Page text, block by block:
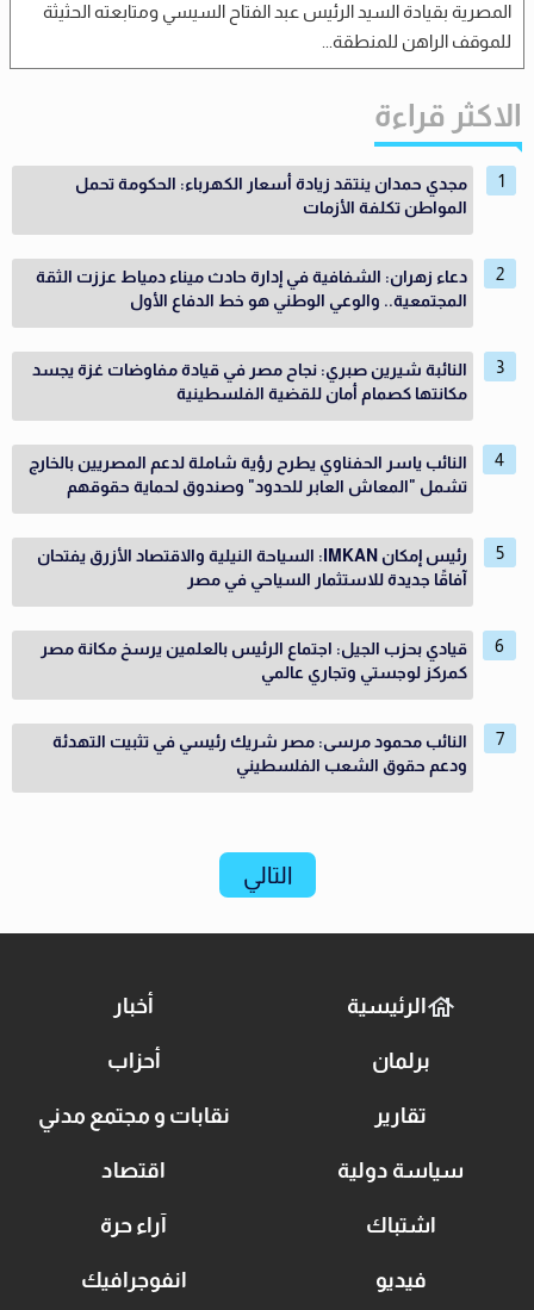
المصرية بقيادة السيد الرئيس عبد الفتاح السيسي ومتابعته الحثيثة
للموقف الراهن للمنطقة...
الاكثر قراءة
مجدي حمدان ينتقد زيادة أسعار الكهرباء: الحكومة تحمل
المواطن تكلفة الأزمات
دعاء زهران: الشفافية في إدارة حادث ميناء دمياط عززت الثقة
المجتمعية.. والوعي الوطني هو خط الدفاع الأول
النائبة شيرين صبري: نجاح مصر في قيادة مفاوضات غزة يجسد
مكانتها كصمام أمان للقضية الفلسطينية
النائب ياسر الحفناوي يطرح رؤية شاملة لدعم المصريين بالخارج
تشمل "المعاش العابر للحدود" وصندوق لحماية حقوقهم
رئيس إمكان IMKAN: السياحة النيلية والاقتصاد الأزرق يفتحان
آفاقًا جديدة للاستثمار السياحي في مصر
قيادي بحزب الجيل: اجتماع الرئيس بالعلمين يرسخ مكانة مصر
كمركز لوجستي وتجاري عالمي
النائب محمود مرسى: مصر شريك رئيسي في تثبيت التهدئة
ودعم حقوق الشعب الفلسطيني
التالي
الرئيسية أخبار
برلمان أحزاب
تقارير نقابات و مجتمع مدني
سياسة دولية اقتصاد
اشتباك آراء حرة
فيديو انفوجرافيك